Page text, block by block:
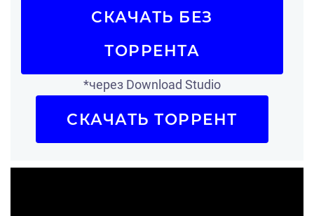
СКАЧАТЬ БЕЗ
ТОРРЕНТА
*через Download Studio
СКАЧАТЬ ТОРРЕНТ